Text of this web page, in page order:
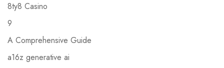
8ty8 Casino
9
A Comprehensive Guide
a16z generative ai